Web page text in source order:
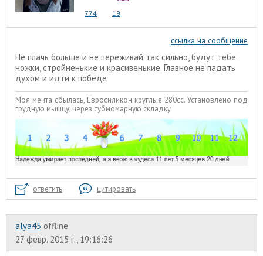
774 19
ссылка на сообщение
Не плачь больше и не переживай так сильно, будут тебе
ножки, стройненькие и красивенькие. Главное не падать
духом и идти к победе
Моя мечта сбылась, Евросиликон круглые 280сс. Установлено под
грудную мышцу, через субмомарную складку
ответить цитировать
alyа45 offline
27 февр. 2015 г., 19:16:26